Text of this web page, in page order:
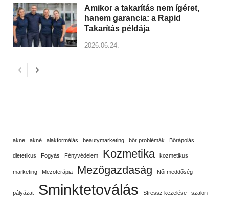
Amikor a takarítás nem ígéret,
hanem garancia: a Rapid
Takarítás példája
2026.06.24.
akne akné alakformálás beautymarketing bőr problémák Bőrápolás
dietetikus Fogyás Fényvédelem Kozmetika kozmetikus
marketing Mezoterápia Mezőgazdaság Női meddőség
pályázat Sminktetoválás Stressz kezelése szalon